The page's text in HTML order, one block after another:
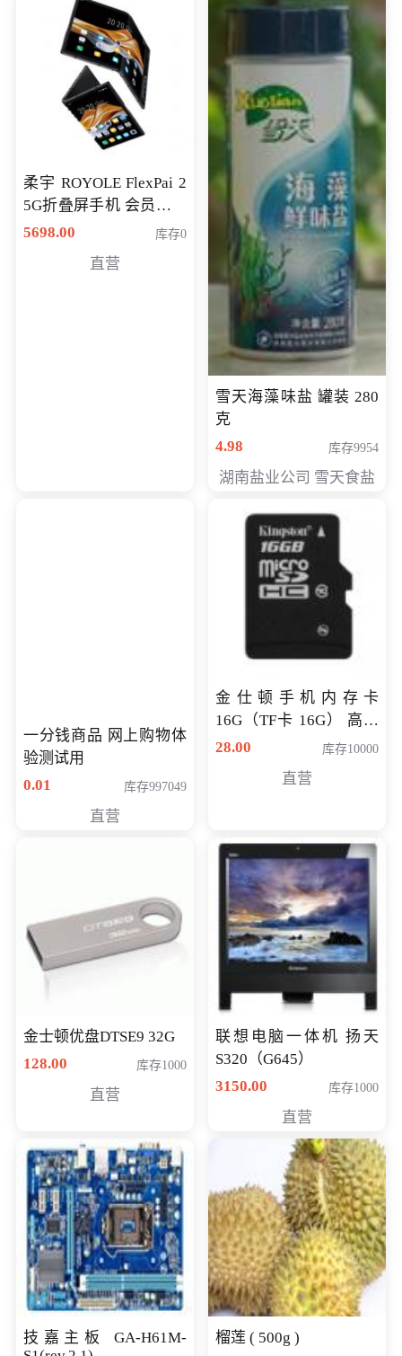
柔宇 ROYOLE FlexPai 2
5G折叠屏手机 会员专享
购买价格 4998元
5698.00 库存0
直营
雪天海藻味盐 罐装 280
克
4.98
库存9954
湖南盐业公司 雪天食盐
一分钱商品 网上购物体
验测试用
0.01
库存997049
直营
金仕顿手机内存卡
16G（TF卡 16G） 高速
卡 CLASS 10
28.00 库存10000
直营
金士顿优盘DTSE9 32G
128.00
库存1000
直营
联想电脑一体机 扬天
S320（G645）
3150.00
库存1000
直营
技嘉主板 GA-H61M-
榴莲 ( 500g )